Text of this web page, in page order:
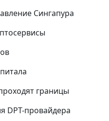
Сингапура
границы
DPT-провайдера